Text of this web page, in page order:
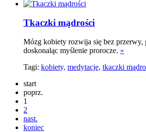
Tkaczki mądrości
Mózg kobiety rozwija się bez przerwy,
doskonaląc myślenie prorocze. »
Tagi: kobiety, medytacje, tkaczki
start
poprz.
1
2
nast.
koniec